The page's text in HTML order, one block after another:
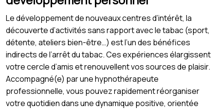
Le développement de nouveaux centres d’intérêt, la
découverte d’activités sans rapport avec le tabac (sport,
détente, ateliers bien-être…) est l’un des bénéfices
indirects de l’arrêt du tabac. Ces expériences élargissent
votre cercle d’amis et renouvellent vos sources de plaisir.
Accompagné(e) par une hypnothérapeute
professionnelle, vous pouvez rapidement réorganiser
votre quotidien dans une dynamique positive, orientée